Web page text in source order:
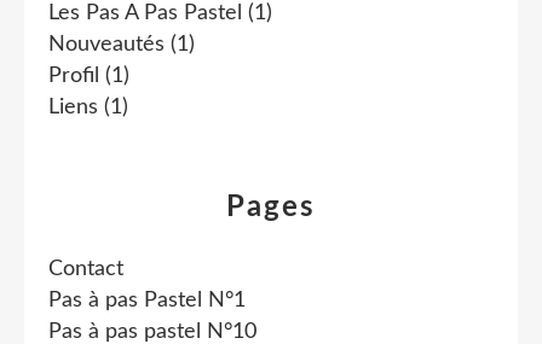
Les Pas A Pas Pastel (1)
Nouveautés (1)
Profil (1)
Liens (1)
Pages
Contact
Pas à pas Pastel N°1
Pas à pas pastel N°10